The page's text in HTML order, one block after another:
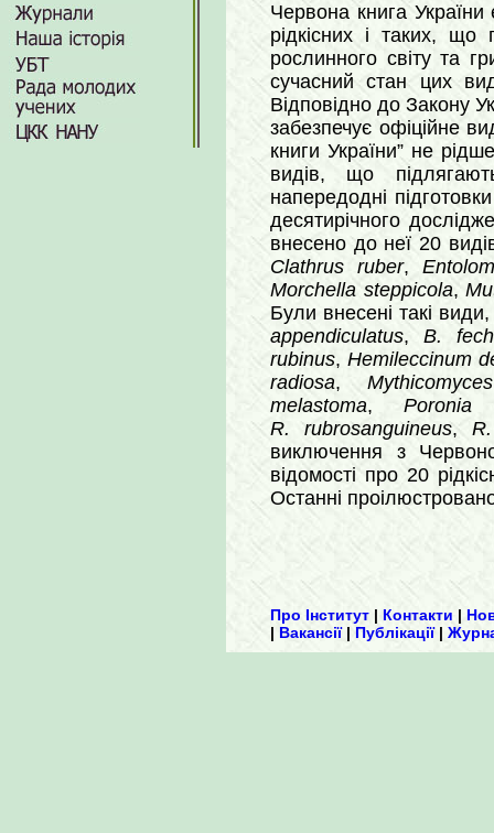
Червона книга
рідкісних і таких, що
рослинного світу та
сучасний стан цих
Відповідно до Закону
забезпечує офіційне
книги України” не
видів, що
напередодні
десятирічного
внесено до неї 20
Clathrus ruber,
Morchella steppicola,
Були внесені такі
appendiculatus,B.
rubinus, Hemileccinum
radiosa,
melastoma, Poronia
R. rubrosanguineus,
виключення з
відомості про 20
Останні
Про Інститут | Контакти |
| Вакансії| Публікації|